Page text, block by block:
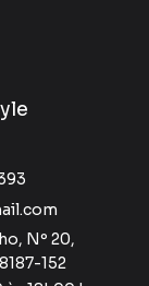
Nº 20,
152